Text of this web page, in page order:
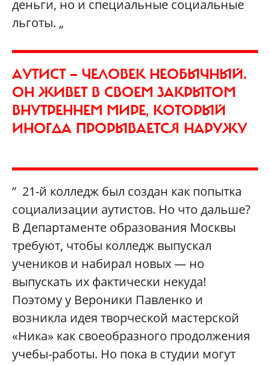
деньги, но и специальные социальные
льготы. „
АУТИСТ — ЧЕЛОВЕК НЕОБЫЧНЫЙ.
ОН ЖИВЕТ В СВОЕМ ЗАКРЫТОМ
ВНУТРЕННЕМ МИРЕ, КОТОРЫЙ
ИНОГДА ПРОРЫВАЕТСЯ НАРУЖУ
” 21-й колледж был создан как попытка
социализации аутистов. Но что дальше?
В Департаменте образования Москвы
требуют, чтобы колледж выпускал
учеников и набирал новых — но
выпускать их фактически некуда!
Поэтому у Вероники Павленко и
возникла идея творческой мастерской
«Ника» как своеобразного продолжения
учебы-работы. Но пока в студии могут